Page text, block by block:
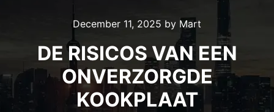
December 11, 2025 by Mart
DE RISICOS VAN EEN
ONVERZORGDE
KOOKPLAAT